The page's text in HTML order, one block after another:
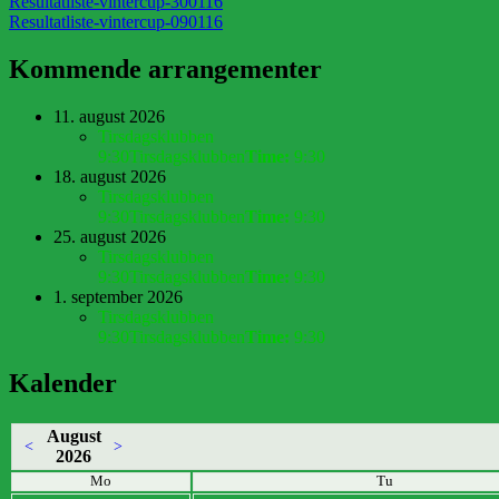
Resultatliste-vintercup-090116
Kommende arrangementer
11. august 2026
Tirsdagsklubben
9:30TirsdagsklubbenTime: 9:30
18. august 2026
Tirsdagsklubben
9:30TirsdagsklubbenTime: 9:30
25. august 2026
Tirsdagsklubben
9:30TirsdagsklubbenTime: 9:30
1. september 2026
Tirsdagsklubben
9:30TirsdagsklubbenTime: 9:30
Kalender
<
August
2026
>
Mo Tu